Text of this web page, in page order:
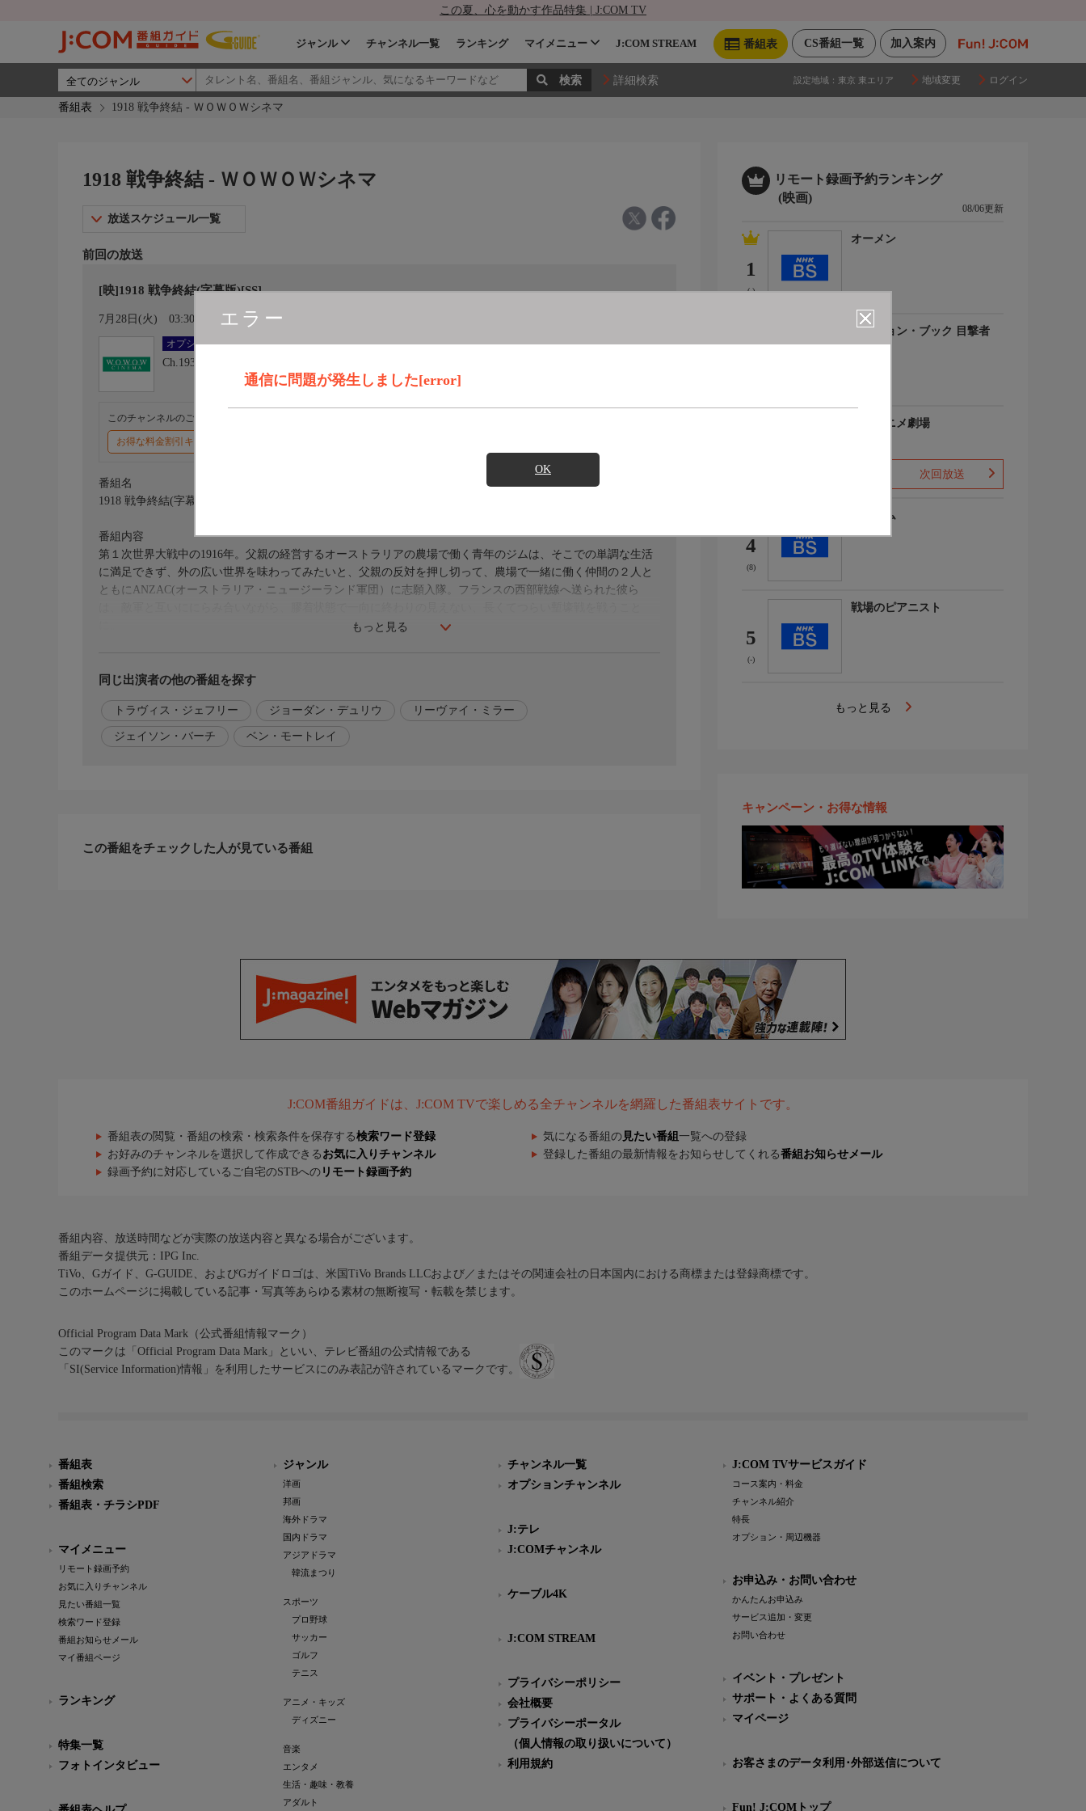
この夏、心を動かす作品特集 | J:COM TV
加入案内
CS番組一覧
番組表
ジャンル チャンネル一覧 ランキング マイメニュー J:COM STREAM
詳細検索 設定地域： 東京 東エリア 地域変更 ログイン
番組表 1918 戦争終結 - ＷＯＷＯＷシネマ
エラー
通信に問題が発生しました[error]
OK
1918 戦争終結 - ＷＯＷＯＷシネマ
放送スケジュール一覧
前回の放送
[映]1918 戦争終結(字幕版)[SS]
7月28日(火) 03:30〜05:15 カレンダー登録
オプション
Ch.193
このチャンネルのご視聴には、オプションチャンネル(有料)のご契約が必要となります。
お得な料金割引キャンペーン実施中
もっと見る
番組名
1918 戦争終結(字幕版)
番組内容
第１次世界大戦中の1916年。父親の経営するオーストラリアの農場で働く青年のジムは、そこでの単調な生活
に満足できず、外の広い世界を味わってみたいと、父親の反対を押し切って、農場で一緒に働く仲間の２人と
ともにANZAC(オーストラリア・ニュージーランド軍団）に志願入隊。フランスの西部戦線へ送られた彼ら
(2024年 オーストラリア)
【監督】ジョードン・プリンス＝ライト
【脚本】ジャラッド・ラッセル
【出演】リーヴァイ・ミラー、トラヴィス・ジェフリー、ベン・モートレイ、ジェイソン・バーチ、ジョーダ
同じ出演者の他の番組を探す
トラヴィス・ジェフリー ジョーダン・デュリウ リーヴァイ・ミラー
ジェイソン・バーチ ベン・モートレイ
この番組をチェックした人が見ている番組
リモート録画予約ランキング
(映画)
08/06更新
1
(-)
オーメン
刑事ジョン・ブック 目撃者
日曜アニメ劇場
次回放送
4
(8)
ドリーム
5
(-)
戦場のピアニスト
もっと見る
キャンペーン・お得な情報
J:COM番組ガイドは、J:COM TVで楽しめる全チャンネルを網羅した番組表サイトです。
番組表の閲覧・番組の検索・検索条件を保存する検索ワード登録 気になる番組の 見たい番組 一覧への登録
お好みのチャンネルを選択して作成できる お気に入りチャンネル 登録した番組の最新情報をお知らせしてくれる番組お知らせメール
録画予約に対応しているご自宅のSTBへの リモート録画予約
番組内容、放送時間などが実際の放送内容と異なる場合がございます。
番組データ提供元：IPG Inc.
TiVo、Gガイド、G-GUIDE、およびGガイドロゴは、米国TiVo Brands LLCおよび／またはその関連会社の日本国内における商標または登録商標です。
このホームページに掲載している記事・写真等あらゆる素材の無断複写・転載を禁じます。
Official Program Data Mark（公式番組情報マーク）
このマークは「Official Program Data Mark」といい、テレビ番組の公式情報である
「SI(Service Information)情報」を利用したサービスにのみ表記が許されているマークです。
番組表
番組検索
番組表・チラシPDF
マイメニュー
リモート録画予約
お気に入りチャンネル
見たい番組一覧
検索ワード登録
番組お知らせメール
マイ番組ページ
ランキング
特集一覧
フォトインタビュー
ジャンル
洋画
邦画
海外ドラマ
国内ドラマ
アジアドラマ
韓流まつり
スポーツ
プロ野球
サッカー
ゴルフ
テニス
アニメ・キッズ
ディズニー
音楽
エンタメ
生活・趣味・教養
アダルト
チャンネル一覧
オプションチャンネル
J:テレ
J:COMチャンネル
ケーブル4K
J:COM STREAM
プライバシーポリシー
会社概要
プライバシーポータル
（個人情報の取り扱いについて）
利用規約
J:COM TVサービスガイド
コース案内・料金
チャンネル紹介
特長
オプション・周辺機器
お申込み・お問い合わせ
かんたんお申込み
サービス追加・変更
お問い合わせ
イベント・プレゼント
サポート・よくある質問
マイページ
お客さまのデータ利用･外部送信について
Fun! J:COMトップ